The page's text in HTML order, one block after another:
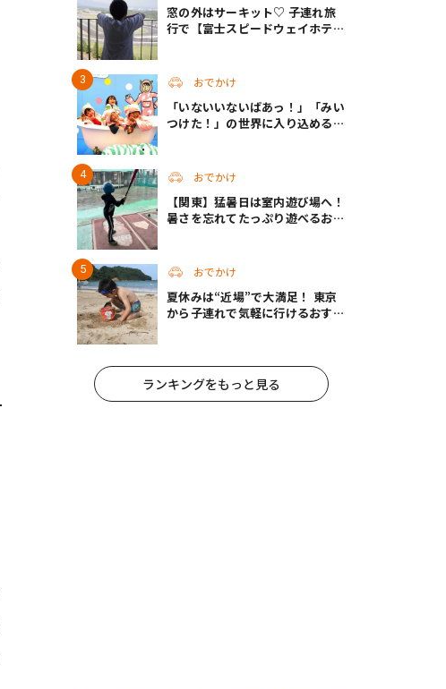
窓の外はサーキット♡ 子連れ旅
行で【富士スピードウェイホテ
おでかけ
「いないいないばあっ！」「みい
つけた！」の世界に入り込める！
おでかけ
【関東】猛暑日は室内遊び場へ！
暑さを忘れてたっぷり遊べるおす
おでかけ
夏休みは“近場”で大満足！ 東京
から子連れで気軽に行けるおすす
ランキングをもっと見る